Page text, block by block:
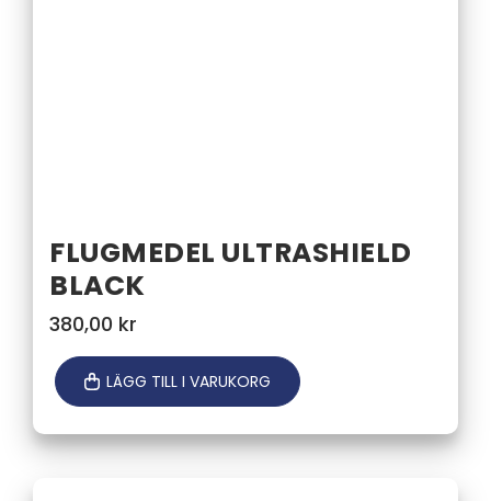
FLUGMEDEL ULTRASHIELD
BLACK
380,00 kr
LÄGG TILL I VARUKORG